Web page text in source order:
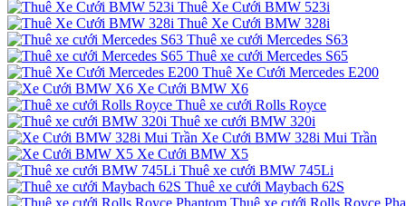
Thuê Xe Cưới BMW 523i
Thuê Xe Cưới BMW 328i
Thuê xe cưới Mercedes S63
Thuê xe cưới Mercedes S65
Thuê Xe Cưới Mercedes E200
Xe Cưới BMW X6
Thuê xe cưới Rolls Royce
Thuê xe cưới BMW 320i
Xe Cưới BMW 328i Mui Trần
Xe Cưới BMW X5
Thuê xe cưới BMW 745Li
Thuê xe cưới Maybach 62S